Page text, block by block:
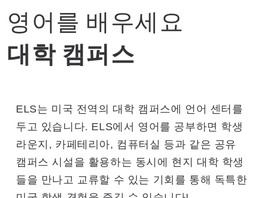
영어를 배우세요
대학 캠퍼스
ELS는 미국 전역의 대학 캠퍼스에 언어 센터를
두고 있습니다. ELS에서 영어를 공부하면 학생
라운지, 카페테리아, 컴퓨터실 등과 같은 공유
캠퍼스 시설을 활용하는 동시에 현지 대학 학생
들을 만나고 교류할 수 있는 기회를 통해 독특한